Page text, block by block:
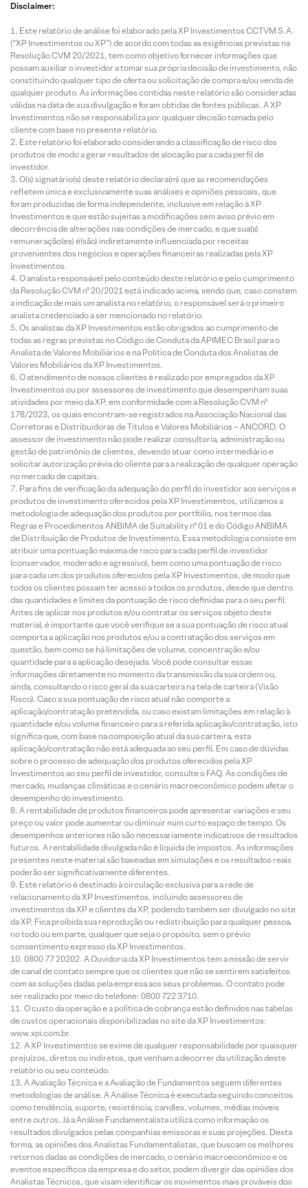
Disclaimer:
Este relatório de análise foi elaborado pela XP Investimentos CCTVM S.A.
(“XP Investimentos ou XP”) de acordo com todas as exigências previstas na
Resolução CVM 20/2021, tem como objetivo fornecer informações que
possam auxiliar o investidor a tomar sua própria decisão de investimento, não
constituindo qualquer tipo de oferta ou solicitação de compra e/ou venda de
qualquer produto. As informações contidas neste relatório são consideradas
válidas na data de sua divulgação e foram obtidas de fontes públicas. A XP
Investimentos não se responsabiliza por qualquer decisão tomada pelo
cliente com base no presente relatório.
Este relatório foi elaborado considerando a classificação de risco dos
produtos de modo a gerar resultados de alocação para cada perfil de
investidor.
O(s) signatário(s) deste relatório declara(m) que as recomendações
refletem única e exclusivamente suas análises e opiniões pessoais, que
foram produzidas de forma independente, inclusive em relação à XP
Investimentos e que estão sujeitas a modificações sem aviso prévio em
decorrência de alterações nas condições de mercado, e que sua(s)
remuneração(es) é(são) indiretamente influenciada por receitas
provenientes dos negócios e operações financeiras realizadas pela XP
Investimentos.
O analista responsável pelo conteúdo deste relatório e pelo cumprimento
da Resolução CVM nº 20/2021 está indicado acima, sendo que, caso constem
a indicação de mais um analista no relatório, o responsável será o primeiro
analista credenciado a ser mencionado no relatório.
Os analistas da XP Investimentos estão obrigados ao cumprimento de
todas as regras previstas no Código de Conduta da APIMEC Brasil para o
Analista de Valores Mobiliários e na Política de Conduta dos Analistas de
Valores Mobiliários da XP Investimentos.
O atendimento de nossos clientes é realizado por empregados da XP
Investimentos ou por assessores de investimento que desempenham suas
atividades por meio da XP, em conformidade com a Resolução CVM nº
178/2023, os quais encontram-se registrados na Associação Nacional das
Corretoras e Distribuidoras de Títulos e Valores Mobiliários – ANCORD. O
assessor de investimento não pode realizar consultoria, administração ou
gestão de patrimônio de clientes, devendo atuar como intermediário e
solicitar autorização prévia do cliente para a realização de qualquer operação
no mercado de capitais.
Para fins de verificação da adequação do perfil do investidor aos serviços e
produtos de investimento oferecidos pela XP Investimentos, utilizamos a
metodologia de adequação dos produtos por portfólio, nos termos das
Regras e Procedimentos ANBIMA de Suitability nº 01 e do Código ANBIMA
de Distribuição de Produtos de Investimento. Essa metodologia consiste em
atribuir uma pontuação máxima de risco para cada perfil de investidor
(conservador, moderado e agressivo), bem como uma pontuação de risco
para cada um dos produtos oferecidos pela XP Investimentos, de modo que
todos os clientes possam ter acesso a todos os produtos, desde que dentro
das quantidades e limites da pontuação de risco definidas para o seu perfil.
Antes de aplicar nos produtos e/ou contratar os serviços objeto deste
material, é importante que você verifique se a sua pontuação de risco atual
comporta a aplicação nos produtos e/ou a contratação dos serviços em
questão, bem como se há limitações de volume, concentração e/ou
quantidade para a aplicação desejada. Você pode consultar essas
informações diretamente no momento da transmissão da sua ordem ou,
ainda, consultando o risco geral da sua carteira na tela de carteira (Visão
Risco). Caso a sua pontuação de risco atual não comporte a
aplicação/contratação pretendida, ou caso existam limitações em relação à
quantidade e/ou volume financeiro para a referida aplicação/contratação, isto
significa que, com base na composição atual da sua carteira, esta
aplicação/contratação não está adequada ao seu perfil. Em caso de dúvidas
sobre o processo de adequação dos produtos oferecidos pela XP
Investimentos ao seu perfil de investidor, consulte o FAQ. As condições de
mercado, mudanças climáticas e o cenário macroeconômico podem afetar o
desempenho do investimento.
A rentabilidade de produtos financeiros pode apresentar variações e seu
preço ou valor pode aumentar ou diminuir num curto espaço de tempo. Os
desempenhos anteriores não são necessariamente indicativos de resultados
futuros. A rentabilidade divulgada não é líquida de impostos. As informações
presentes neste material são baseadas em simulações e os resultados reais
poderão ser significativamente diferentes.
Este relatório é destinado à circulação exclusiva para a rede de
relacionamento da XP Investimentos, incluindo assessores de
investimentos da XP e clientes da XP, podendo também ser divulgado no site
da XP. Fica proibida sua reprodução ou redistribuição para qualquer pessoa,
no todo ou em parte, qualquer que seja o propósito, sem o prévio
consentimento expresso da XP Investimentos.
0800 77 20202. A Ouvidoria da XP Investimentos tem a missão de servir
de canal de contato sempre que os clientes que não se sentirem satisfeitos
com as soluções dadas pela empresa aos seus problemas. O contato pode
ser realizado por meio do telefone: 0800 722 3710.
O custo da operação e a política de cobrança estão definidos nas tabelas
de custos operacionais disponibilizadas no site da XP Investimentos:
www.xpi.com.br.
A XP Investimentos se exime de qualquer responsabilidade por quaisquer
prejuízos, diretos ou indiretos, que venham a decorrer da utilização deste
relatório ou seu conteúdo.
A Avaliação Técnica e a Avaliação de Fundamentos seguem diferentes
metodologias de análise. A Análise Técnica é executada seguindo conceitos
como tendência, suporte, resistência, candles, volumes, médias móveis
entre outros. Já a Análise Fundamentalista utiliza como informação os
resultados divulgados pelas companhias emissoras e suas projeções. Desta
forma, as opiniões dos Analistas Fundamentalistas, que buscam os melhores
retornos dadas as condições de mercado, o cenário macroeconômico e os
eventos específicos da empresa e do setor, podem divergir das opiniões dos
Analistas Técnicos, que visam identificar os movimentos mais prováveis dos